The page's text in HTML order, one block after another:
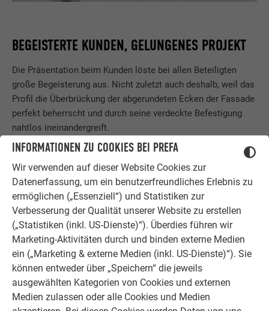
INFORMATIONEN ZU COOKIES BEI PREFA
Wir verwenden auf dieser Website Cookies zur
Datenerfassung, um ein benutzerfreundliches Erlebnis zu
ermöglichen („Essenziell“) und Statistiken zur
Verbesserung der Qualität unserer Website zu erstellen
(„Statistiken (inkl. US-Dienste)“). Überdies führen wir
Marketing-Aktivitäten durch und binden externe Medien
ein („Marketing & externe Medien (inkl. US-Dienste)“). Sie
können entweder über „Speichern“ die jeweils
ausgewählten Kategorien von Cookies und externen
Medien zulassen oder alle Cookies und Medien
BEGEISTERTE KUNDEN, GELUNGENES PROJEKT
Die Präsentation beim Kunden löste bei allen Beteiligten
große Begeisterung aus. Nicht zuletzt auch deshalb, weil das
Profil die Überbrückung der abgerundeten Ecken der Fassade
perfekt beherrscht und durch seine verdeckte Befestigung
nahtlos ineinandergreift.
In Folge wurden die Profile in Längen von drei Metern
produziert, in der Wunschfarbe pulverbeschichtet und etwa
drei Monate später auf die Unterkonstruktion der sechs
Meter hohen Fassade von einem Montageteam der Firma
TKSA montiert.
NACHHALTIG UND PFLEGELEICHT
Mit diesem Experiment scheint es gelungen zu sein, die
Theorie von Adolf Loos endgültig zu entkräften. Sowohl bei